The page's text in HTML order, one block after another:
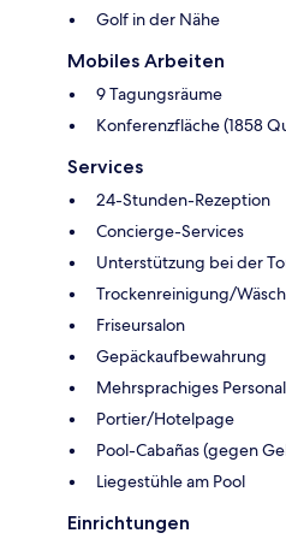
Golf in der Nähe
Mobiles Arbeiten
9 Tagungsräume
Konferenzfläche (1858
Services
24-Stunden-Rezeption
Concierge-Services
Unterstützung bei der
Trockenreinigung/
Friseursalon
Gepäckaufbewahrung
Mehrsprachiges Personal
Portier/Hotelpage
Pool-Cabañas (gegen
Liegestühle am Pool
Einrichtungen